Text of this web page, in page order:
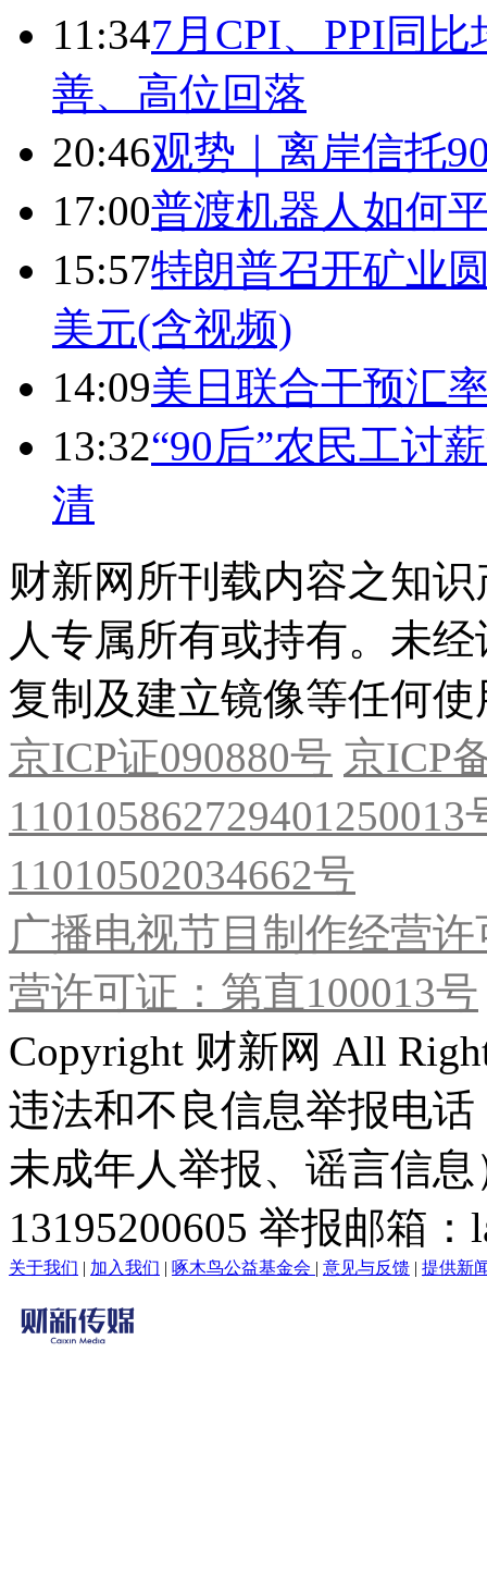
11:347月CPI、PPI同
善、高位回落
20:46观势｜离岸信托
17:00普渡机器人如何
15:57特朗普召开矿业
美元(含视频)
14:09美日联合干预汇
13:32“90后”农民工讨
清
财新网所刊载内容之知
人专属所有或持有。未
复制及建立镜像等任何使
京ICP证090880号 京ICP
11010502034662号
广播电视节目制作经营
营许可证：第直100013号
Copyright 财新网 All
违法和不良信息举报电
未成年人举报、谣言信
13195200605 举报邮箱
关于我们 | 加入我们 | 啄木鸟公益基金会 | 意见与反馈 | 提供新